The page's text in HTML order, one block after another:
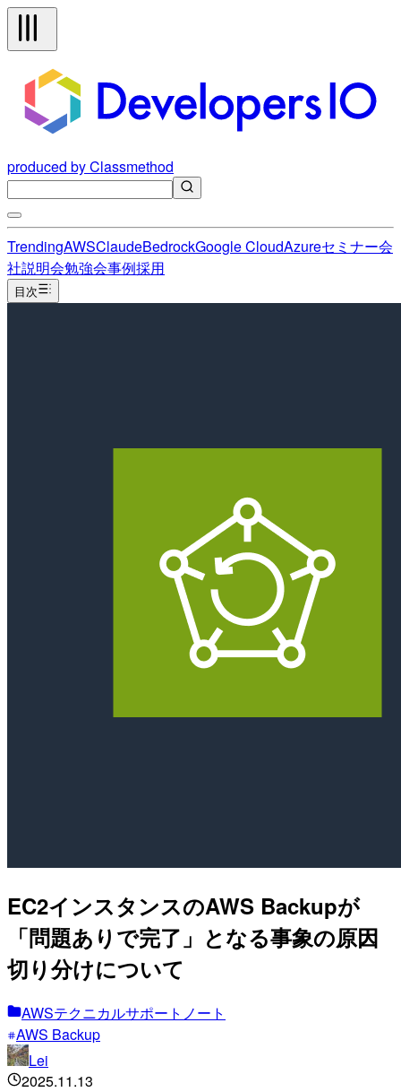
produced by Classmethod
TrendingAWSClaudeBedrockGoogle CloudAzureセミナー会
社説明会勉強会事例採用
目次
EC2インスタンスのAWS Backupが
「問題ありで完了」となる事象の原因
切り分けについて
AWSテクニカルサポートノート
AWS Backup
Lei
2025.11.13